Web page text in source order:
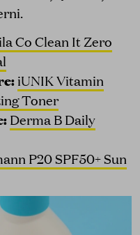
Co Clean It Zero
iUNIK Vitamin
Toner
Derma B Daily
P20 SPF50+ Sun